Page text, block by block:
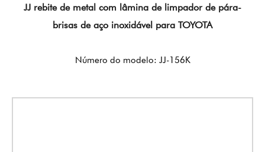
JJ rebite de metal com lâmina de limpador de pára-
brisas de aço inoxidável para TOYOTA
Número do modelo: JJ-156K